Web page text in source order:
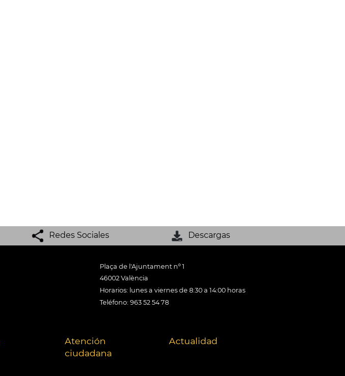
Redes Sociales Descargas
Plaça de l'Ajuntament nº 1
46002 València
Horarios: lunes a viernes de 8:30 a 14:00 horas
Teléfono: 963 52 54 78
Atención
ciudadana
Actualidad